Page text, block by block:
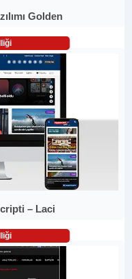
Golden
– Laci